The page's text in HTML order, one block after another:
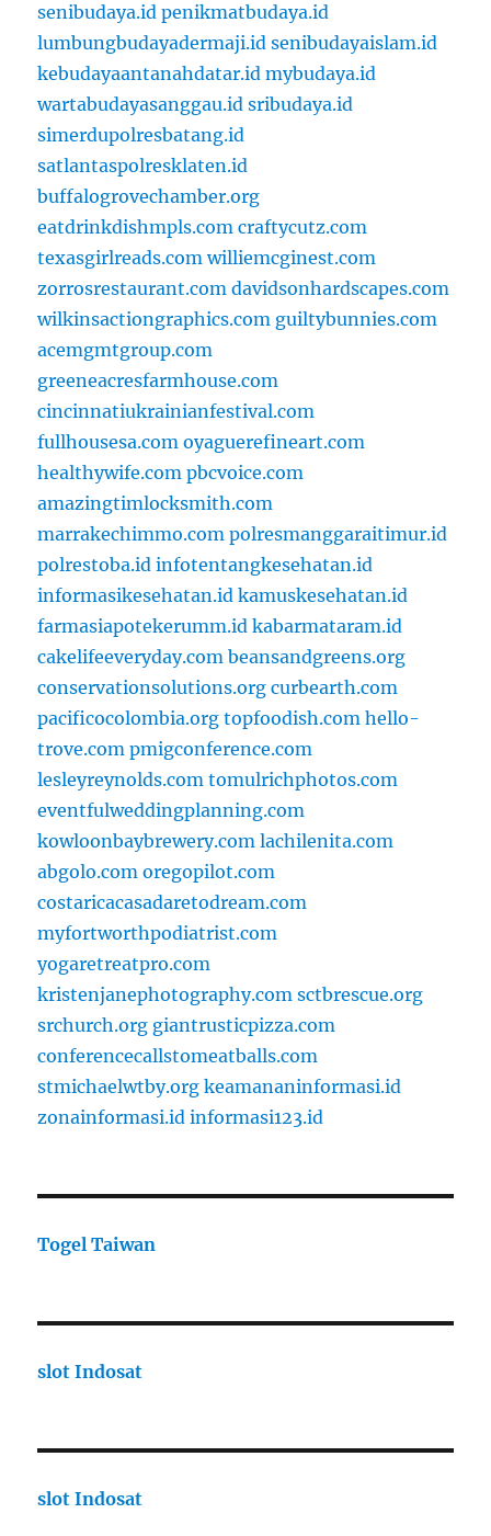
senibudaya.id penikmatbudaya.id
lumbungbudayadermaji.id senibudayaislam.id
kebudayaantanahdatar.id mybudaya.id
wartabudayasanggau.id sribudaya.id
simerdupolresbatang.id
satlantaspolresklaten.id
buffalogrovechamber.org
eatdrinkdishmpls.com craftycutz.com
texasgirlreads.com williemcginest.com
zorrosrestaurant.com davidsonhardscapes.com
wilkinsactiongraphics.com guiltybunnies.com
acemgmtgroup.com
greeneacresfarmhouse.com
cincinnatiukrainianfestival.com
fullhousesa.com oyaguerefineart.com
healthywife.com pbcvoice.com
amazingtimlocksmith.com
marrakechimmo.com polresmanggaraitimur.id
polrestoba.id infotentangkesehatan.id
informasikesehatan.id kamuskesehatan.id
farmasiapotekerumm.id kabarmataram.id
cakelifeeveryday.com beansandgreens.org
conservationsolutions.org curbearth.com
pacificocolombia.org topfoodish.com hello-
trove.com pmigconference.com
lesleyreynolds.com tomulrichphotos.com
eventfulweddingplanning.com
kowloonbaybrewery.com lachilenita.com
abgolo.com oregopilot.com
costaricacasadaretodream.com
myfortworthpodiatrist.com
yogaretreatpro.com
kristenjanephotography.com sctbrescue.org
srchurch.org giantrusticpizza.com
conferencecallstomeatballs.com
stmichaelwtby.org keamananinformasi.id
zonainformasi.id informasi123.id
Togel Taiwan
slot Indosat
slot Indosat